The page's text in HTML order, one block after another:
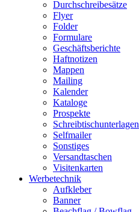
Durchschreibesätze
Flyer
Folder
Formulare
Geschäftsberichte
Haftnotizen
Mappen
Mailing
Kalender
Kataloge
Prospekte
Schreibtischunterlagen
Selfmailer
Sonstiges
Versandtaschen
Visitenkarten
Werbetechnik
Aufkleber
Banner